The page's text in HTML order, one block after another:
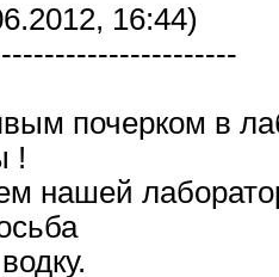
16:44)
почерком в
!
нашей